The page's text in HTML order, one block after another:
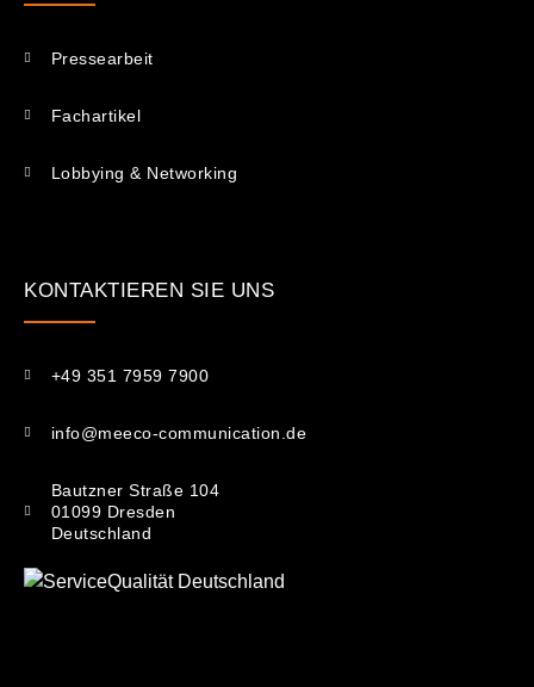
Pressearbeit
Fachartikel
Lobbying & Networking
KONTAKTIEREN SIE UNS​
+49 351 7959 7900
info@meeco-communication.de
Bautzner Straße 104
01099 Dresden
Deutschland